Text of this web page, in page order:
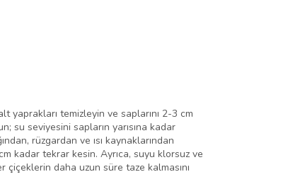
yaprakları temizleyin ve saplarını 2-3 cm
su seviyesini sapların yarısına kadar
rüzgardan ve ısı kaynaklarından
kadar tekrar kesin. Ayrıca, suyu klorsuz ve
daha uzun süre taze kalmasını